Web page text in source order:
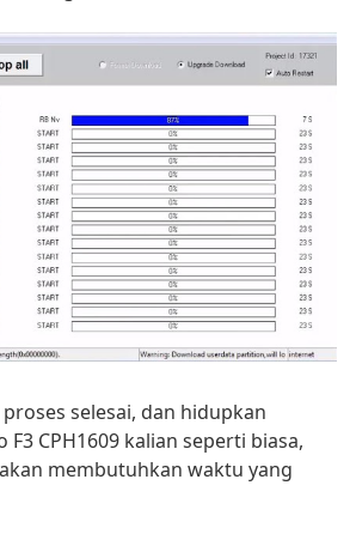
selesai, dan hidupkan
CPH1609 kalian seperti biasa,
membutuhkan waktu yang